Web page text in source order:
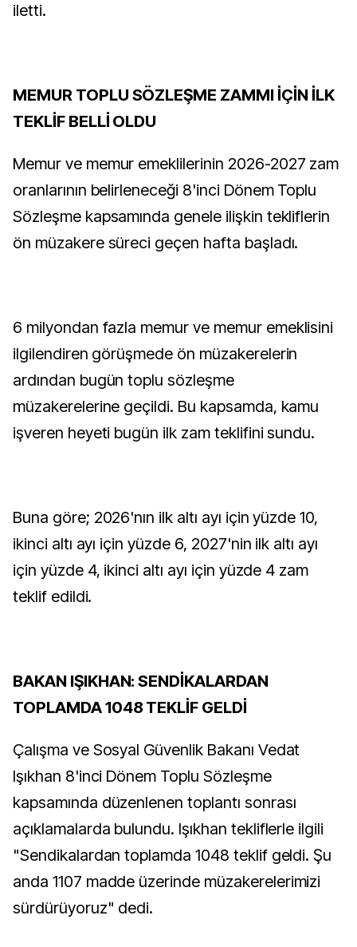
iletti.
MEMUR TOPLU SÖZLEŞME ZAMMI İÇİN İLK
TEKLİF BELLİ OLDU
Memur ve memur emeklilerinin 2026-2027 zam
oranlarının belirleneceği 8'inci Dönem Toplu
Sözleşme kapsamında genele ilişkin tekliflerin
ön müzakere süreci geçen hafta başladı.
6 milyondan fazla memur ve memur emeklisini
ilgilendiren görüşmede ön müzakerelerin
ardından bugün toplu sözleşme
müzakerelerine geçildi. Bu kapsamda, kamu
işveren heyeti bugün ilk zam teklifini sundu.
Buna göre; 2026'nın ilk altı ayı için yüzde 10,
ikinci altı ayı için yüzde 6, 2027'nin ilk altı ayı
için yüzde 4, ikinci altı ayı için yüzde 4 zam
teklif edildi.
BAKAN IŞIKHAN: SENDİKALARDAN
TOPLAMDA 1048 TEKLİF GELDİ
Çalışma ve Sosyal Güvenlik Bakanı Vedat
Işıkhan 8'inci Dönem Toplu Sözleşme
kapsamında düzenlenen toplantı sonrası
açıklamalarda bulundu. Işıkhan tekliflerle ilgili
"Sendikalardan toplamda 1048 teklif geldi. Şu
anda 1107 madde üzerinde müzakerelerimizi
sürdürüyoruz" dedi.